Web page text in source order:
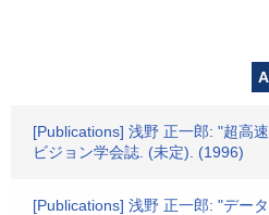
[Publications] 浅野 正一郎: "超高
ビジョン学会誌. (未定). (1996)
[Publications] 浅野 正一郎: "デー